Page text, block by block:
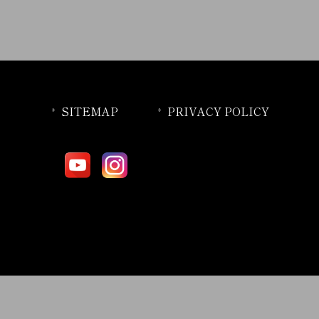
SITEMAP PRIVACY POLICY